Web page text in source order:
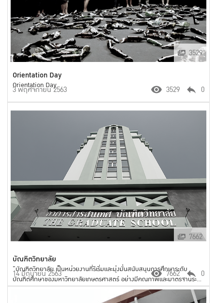
3529
Orientation Day
Orientation Day
3 พฤศจิกายน 2563 3529 0
7662
บัณฑิตวิทยาลัย
”บัณฑิตวิทยาลัย เป็นหน่วยงานที่ริเริ่มและมุ่งมั่นสนับสนุนการศึกษาระดับ
บัณฑิตศึกษาของมหาวิทยาลัยเกษตรศาสตร์ อย่างมีคุณภาพและมาตรฐานระดับ
นานาชาติ เป็นแกนนำ ในการระดมภูมิปัญญาและชี้นำทิศทางเพื่อพัฒนาประเทศ
14 มิถุนายน 2563 7662 0